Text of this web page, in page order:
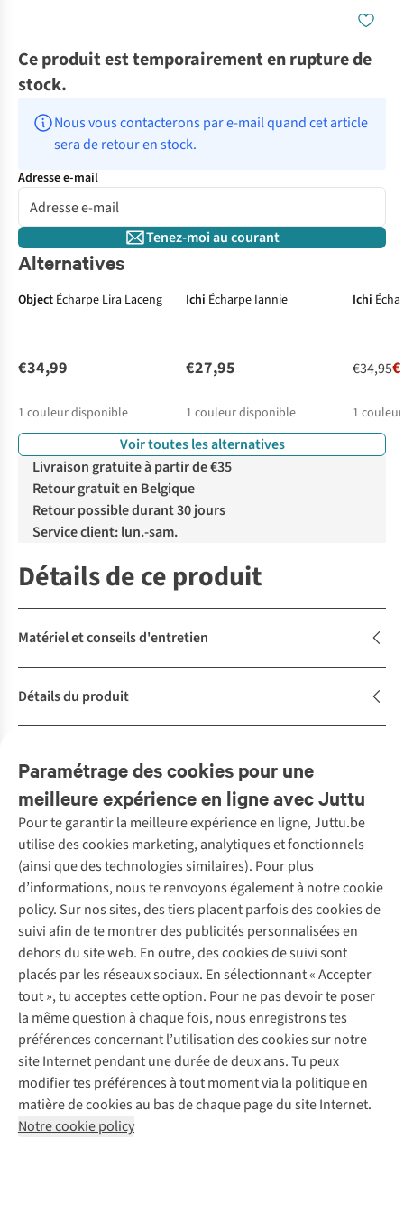
Ce produit est temporairement en rupture de
stock.
Nous vous contacterons par e-mail quand cet article
sera de retour en stock.
Adresse e-mail
Tenez-moi au courant
Alternatives
Object Écharpe Lira Laceng
€34,99
1 couleur disponible
Ichi Écharpe Iannie
€27,95
1 couleur disponible
Ichi
€34,95
1
Voir toutes les alternatives
Livraison gratuite à partir de €35
Retour gratuit en Belgique
Retour possible durant 30 jours
Service client: lun.-sam.
Détails de ce produit
Matériel et conseils d'entretien
Détails du produit
Paramétrage des cookies pour une
meilleure expérience en ligne avec Juttu
Pour te garantir la meilleure expérience en ligne, Juttu.be
utilise des cookies marketing, analytiques et fonctionnels
(ainsi que des technologies similaires). Pour plus
d’informations, nous te renvoyons également à notre cookie
policy. Sur nos sites, des tiers placent parfois des cookies de
suivi afin de te montrer des publicités personnalisées en
dehors du site web. En outre, des cookies de suivi sont
placés par les réseaux sociaux. En sélectionnant « Accepter
tout », tu acceptes cette option. Pour ne pas devoir te poser
la même question à chaque fois, nous enregistrons tes
préférences concernant l’utilisation des cookies sur notre
site Internet pendant une durée de deux ans. Tu peux
modifier tes préférences à tout moment via la politique en
matière de cookies au bas de chaque page du site Internet.
Notre cookie policy
Service client
Questions fréquentes
Commander
Payer
10 % réduction étudiants
Klarna : post-paiement
Livraison
Retourner
Rétractation d'une commande
Garantie
Contact
Nos services
Vintage - ReJUsed
Atelier de couture
Personal shopping
Boîte à vêtements
Événements / ateliers
Juttu
Qui sommes-nous ?
Juttu Friends
Inspiration
Travailler chez Juttu
Nos magasins
Le monde de Juttu
Entrepreneuriat responsable
Déclaration d’accessibilité
Abonne-toi à la newsletter
Suivez-nous